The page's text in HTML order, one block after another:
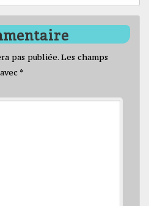
pas publiée. Les champs
*